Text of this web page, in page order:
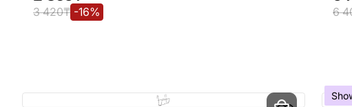
3 420₸ -16%
3 420₸ -16% 6
6